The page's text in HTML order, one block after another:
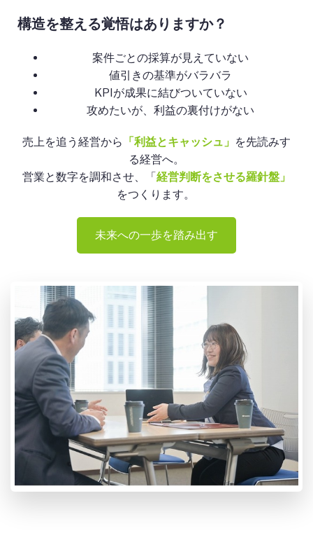
構造を整える覚悟はありますか？
案件ごとの採算が見えていない
値引きの基準がバラバラ
KPIが成果に結びついていない
攻めたいが、利益の裏付けがない
売上を追う経営から 「利益とキャッシュ」 を先読みす
る経営へ。
営業と数字を調和させ、「経営判断をさせる羅針盤」
をつくります。
未来への一歩を踏み出す